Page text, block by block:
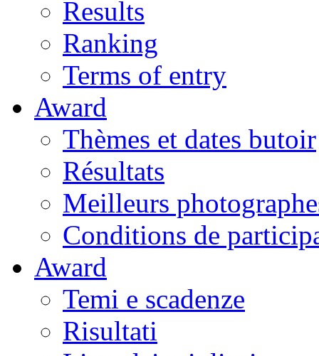
Results
Ranking
Terms of entry
Award
Thèmes et dates butoir
Résultats
Meilleurs
Conditions de
Award
Temi e scadenze
Risultati